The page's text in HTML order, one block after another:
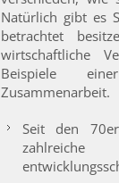
Natürlich gibt es
betrachtet
wirtschaftliche
Beispiele
Zusammenarbeit.
Seit den